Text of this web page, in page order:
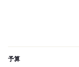
予算